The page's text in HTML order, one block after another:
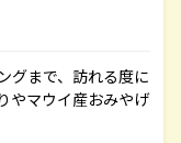
グまで、訪れる度に
やマウイ産おみやげ